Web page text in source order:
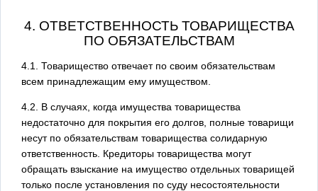
4. ОТВЕТСТВЕННОСТЬ ТОВАРИЩЕСТВА
ПО ОБЯЗАТЕЛЬСТВАМ
4.1. Товарищество отвечает по своим обязательствам
всем принадлежащим ему имуществом.
4.2. В случаях, когда имущества товарищества
недостаточно для покрытия его долгов, полные товарищи
несут по обязательствам товарищества солидарную
ответственность. Кредиторы товарищества могут
обращать взыскание на имущество отдельных товарищей
только после установления по суду несостоятельности